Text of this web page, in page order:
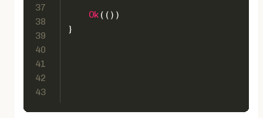
37
38
39
40
41
42
43
Ok (())
}